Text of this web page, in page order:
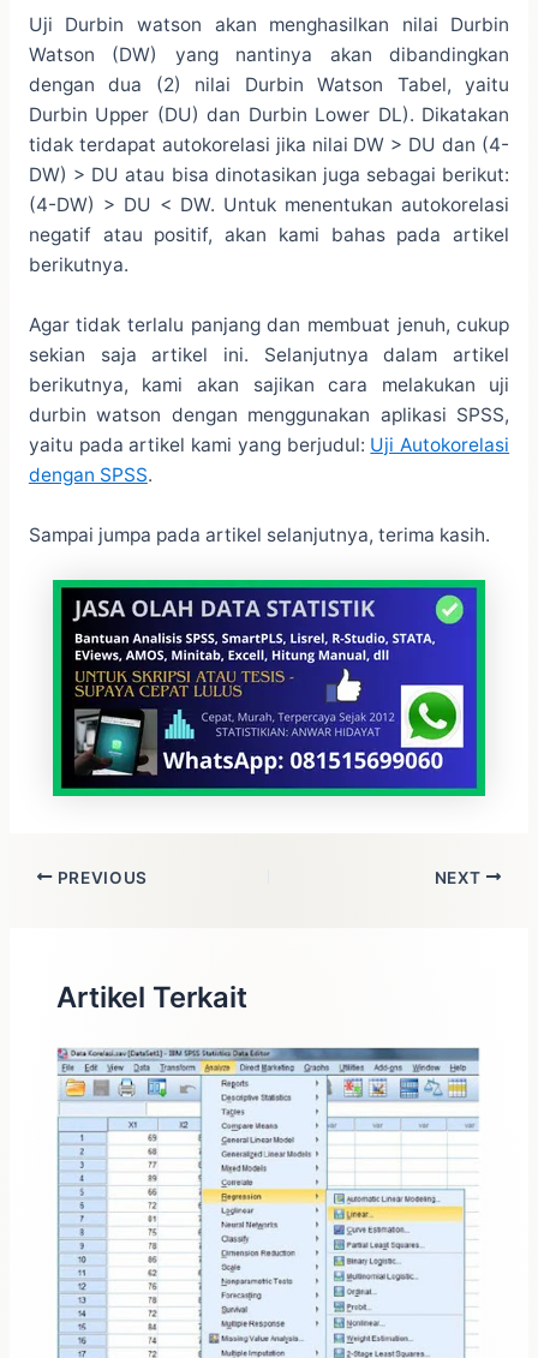
Uji Durbin watson akan menghasilkan nilai Durbin
Watson (DW) yang nantinya akan dibandingkan
dengan dua (2) nilai Durbin Watson Tabel, yaitu
Durbin Upper (DU) dan Durbin Lower DL). Dikatakan
tidak terdapat autokorelasi jika nilai DW > DU dan (4-
DW) > DU atau bisa dinotasikan juga sebagai berikut:
(4-DW) > DU < DW. Untuk menentukan autokorelasi
negatif atau positif, akan kami bahas pada artikel
berikutnya.
Agar tidak terlalu panjang dan membuat jenuh, cukup
sekian saja artikel ini. Selanjutnya dalam artikel
berikutnya, kami akan sajikan cara melakukan uji
durbin watson dengan menggunakan aplikasi SPSS,
yaitu pada artikel kami yang berjudul: Uji Autokorelasi
dengan SPSS.
Sampai jumpa pada artikel selanjutnya, terima kasih.
PREVIOUS NEXT
Artikel Terkait